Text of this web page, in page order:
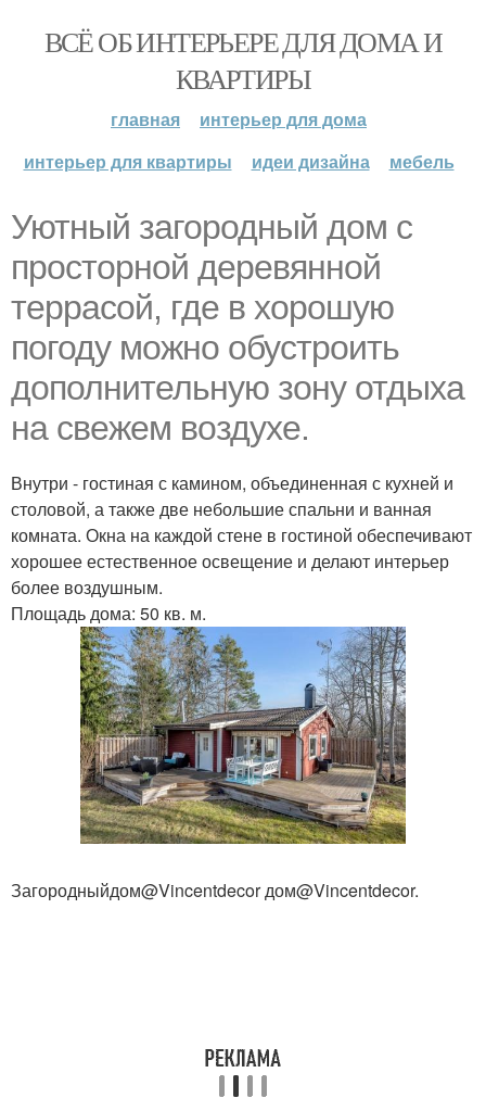
ВСЁ ОБ ИНТЕРЬЕРЕ ДЛЯ ДОМА И
КВАРТИРЫ
главная
интерьер для дома
интерьер для квартиры
идеи дизайна мебель
Уютный загородный дом с
просторной деревянной
террасой, где в хорошую
погоду можно обустроить
дополнительную зону отдыха
на свежем воздухе.
Внутри - гостиная с камином, объединенная с кухней и
столовой, а также две небольшие спальни и ванная
комната. Окна на каждой стене в гостиной обеспечивают
хорошее естественное освещение и делают интерьер
более воздушным.
Площадь дома: 50 кв. м.
Загородныйдом@Vincentdecor дом@Vincentdecor.